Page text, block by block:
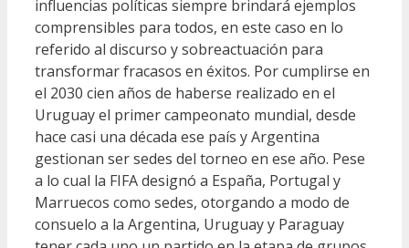
influencias políticas siempre brindará ejemplos
comprensibles para todos, en este caso en lo
referido al discurso y sobreactuación para
transformar fracasos en éxitos. Por cumplirse en
el 2030 cien años de haberse realizado en el
Uruguay el primer campeonato mundial, desde
hace casi una década ese país y Argentina
gestionan ser sedes del torneo en ese año. Pese
a lo cual la FIFA designó a España, Portugal y
Marruecos como sedes, otorgando a modo de
consuelo a la Argentina, Uruguay y Paraguay